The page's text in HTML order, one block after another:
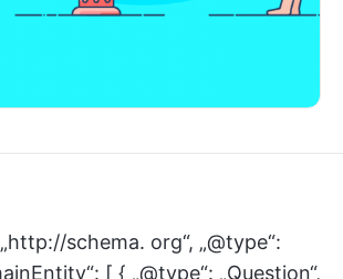
schema. org“, „@type“:
[ { „@type“: „Question“,